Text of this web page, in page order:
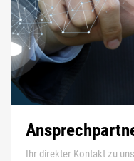
Ihr direkter Kontakt zu